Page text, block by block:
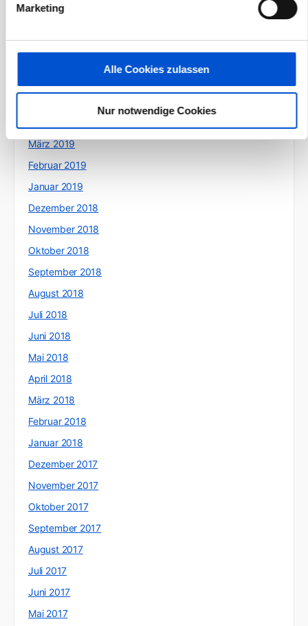
Marketing
Alle Cookies zulassen
Nur notwendige Cookies
September 2019
März 2019
Februar 2019
Januar 2019
Dezember 2018
November 2018
Oktober 2018
September 2018
August 2018
Juli 2018
Juni 2018
Mai 2018
April 2018
März 2018
Februar 2018
Januar 2018
Dezember 2017
November 2017
Oktober 2017
September 2017
August 2017
Juli 2017
Juni 2017
Mai 2017